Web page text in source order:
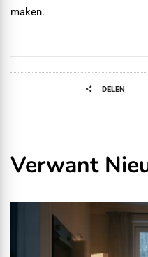
maken.
DELEN
Verwant